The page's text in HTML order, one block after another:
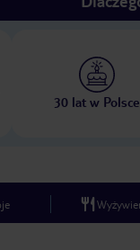
30 lat w Polsce